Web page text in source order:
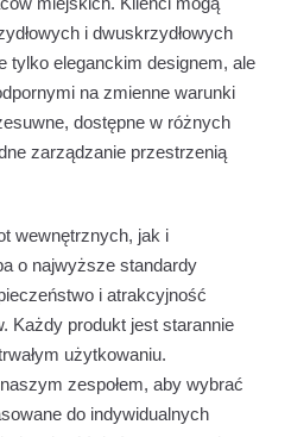
i dwuskrzydłowych
tylko eleganckim designem, ale
na zmienne warunki
dostępne w różnych
zarządzanie przestrzenią
wewnętrznych, jak i
o najwyższe standardy
i atrakcyjność
Każdy produkt jest starannie
użytkowaniu.
zespołem, aby wybrać
do indywidualnych